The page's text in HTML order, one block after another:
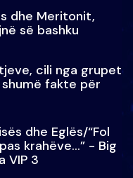
dhe Meritonit,
së bashku
cili nga grupet
fakte për
dhe Eglës/“Fol
krahëve…” - Big
VIP 3